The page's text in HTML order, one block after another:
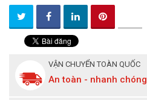
VẬN CHUYỂN TOÀN QUỐC
An toàn - nhanh chóng